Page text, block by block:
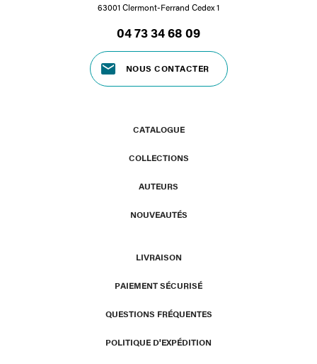
63001 Clermont-Ferrand Cedex 1
04 73 34 68 09
NOUS CONTACTER
CATALOGUE
COLLECTIONS
AUTEURS
NOUVEAUTÉS
LIVRAISON
PAIEMENT SÉCURISÉ
QUESTIONS FRÉQUENTES
POLITIQUE D'EXPÉDITION